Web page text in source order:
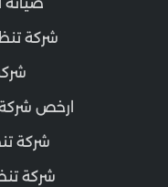
شركة
ارخص
شركة
شركة